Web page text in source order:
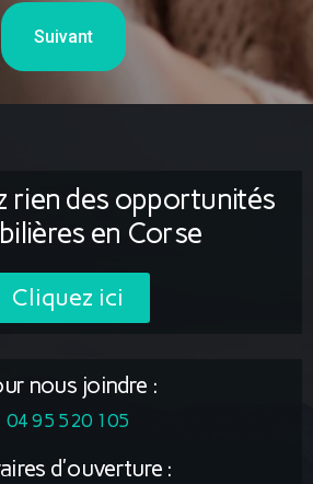
Suivant
rien des opportunités
en Corse
Cliquez ici
nous joindre :
04 95 520 105
d'ouverture :